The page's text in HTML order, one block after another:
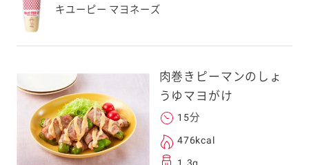
キユーピー マヨネーズ
肉巻きピーマンのしょ
うゆマヨがけ
15分
476kcal
1.3g